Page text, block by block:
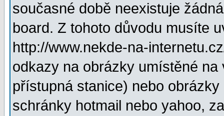
současné době neexistuje
board. Z tohoto důvodu musíte
http://www.nekde-na-
odkazy na obrázky umístěné
přístupná stanice) nebo
schránky hotmail nebo yahoo,